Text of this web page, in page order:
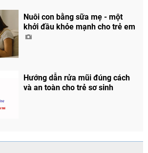
Nuôi con bằng sữa mẹ - một
khởi đầu khỏe mạnh cho trẻ em
Hướng dẫn rửa mũi đúng cách
và an toàn cho trẻ sơ sinh